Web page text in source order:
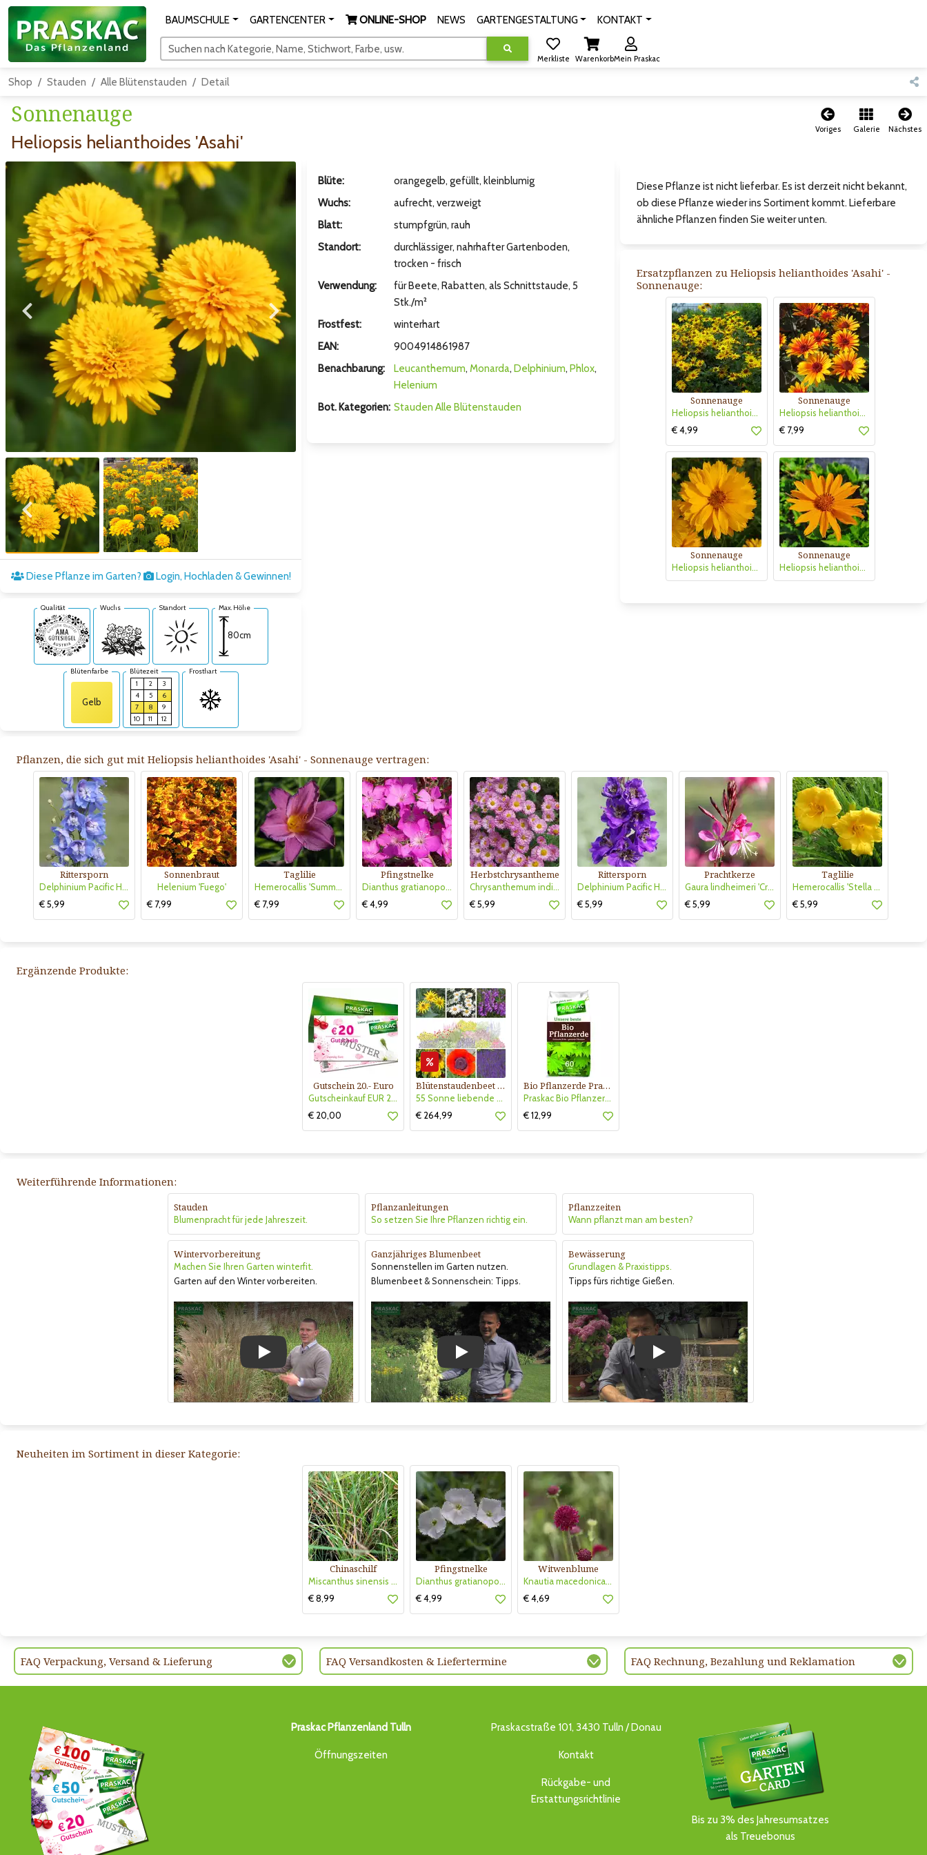
BAUMSCHULE GARTENCENTER ONLINE-SHOP NEWS GARTENGESTALTUNG KONTAKT
Suchen nach Kategorie, Name, Stichwort, Farbe, usw.
Merkliste WarenkorbMein Praskac
Shop Stauden Alle Blütenstauden Detail
Sonnenauge
Heliopsis helianthoides 'Asahi'
Voriges Galerie Nächstes
Zum vorigen Bild Zum nächsten Bild
Zum vorigen Bild
Diese Pflanze im Garten? Login, Hochladen & Gewinnen!
Qualität Wuchs Standort Max. Höhe
80cm
Blütenfarbe
Gelb
Blütezeit
1
2
3
4
5
6
7
8
9
10
11 12
Frosthart
Diese Pflanze ist nicht lieferbar. Es ist derzeit nicht bekannt,
ob diese Pflanze wieder ins Sortiment kommt. Lieferbare
ähnliche Pflanzen finden Sie weiter unten.
Ersatzpflanzen zu Heliopsis helianthoides 'Asahi' -
Sonnenauge:
Sonnenauge
Heliopsis helianthoides 'Pitscheriana'
€ 4,99
Sonnenauge
Heliopsis helianthoides 'Funky Spinner'
€ 7,99
Sonnenauge
Heliopsis helianthoides 'Goldgefieder'
Sonnenauge
Heliopsis helianthoides 'Venus'
Blüte:
orangegelb, gefüllt, kleinblumig
Wuchs:
aufrecht, verzweigt
Blatt:
stumpfgrün, rauh
Standort:
durchlässiger, nahrhafter Gartenboden,
trocken - frisch
Verwendung:
für Beete, Rabatten, als Schnittstaude, 5
Stk./m²
Frostfest:
winterhart
EAN:
9004914861987
Benachbarung:
Leucanthemum, Monarda, Delphinium, Phlox,
Helenium
Bot. Kategorien: Stauden Alle Blütenstauden
Pflanzen, die sich gut mit Heliopsis helianthoides 'Asahi' - Sonnenauge vertragen:
Rittersporn
Delphinium Pacific Hybr. 'Summer Skies'
€ 5,99
Sonnenbraut
Helenium 'Fuego'
€ 7,99
Taglilie
Hemerocallis 'Summer Wine'
€ 7,99
Pfingstnelke
Dianthus gratianopolitanus 'La Bourboule'
€ 4,99
Herbstchrysantheme
Chrysanthemum indicum 'Anastasia'
€ 5,99
Rittersporn
Delphinium Pacific Hybr. 'Black Knight'
€ 5,99
Prachtkerze
Gaura lindheimeri 'Crimson Butterflies'
€ 5,99
Taglilie
Hemerocallis 'Stella de Oro'
€ 5,99
Ergänzende Produkte:
Gutschein 20.- Euro
Gutscheinkauf EUR 20.-
€ 20,00
Blütenstaudenbeet Kollektion Nr. 504
55 Sonne liebende Stauden für 6 m² Beet mit Pflanzplan
€ 264,99
Bio Pflanzerde Praskac
Praskac Bio Pflanzerde
€ 12,99
Weiterführende Informationen:
Stauden
Blumenpracht für jede Jahreszeit.
Pflanzanleitungen
So setzen Sie Ihre Pflanzen richtig ein.
Pflanzzeiten
Wann pflanzt man am besten?
Wintervorbereitung
Machen Sie Ihren Garten winterfit.
Garten auf den Winter vorbereiten.
Play
Ganzjähriges Blumenbeet
Sonnenstellen im Garten nutzen.
Blumenbeet & Sonnenschein: Tipps.
Play
Bewässerung
Grundlagen & Praxistipps.
Tipps fürs richtige Gießen.
Play
Neuheiten im Sortiment in dieser Kategorie:
Chinaschilf
Miscanthus sinensis 'Strictus Dwarf'
€ 8,99
Pfingstnelke
Dianthus gratianopolitanus 'La Bourboule White'
€ 4,99
Witwenblume
Knautia macedonica 'Mars Midget'
€ 4,69
FAQ Verpackung, Versand & Lieferung FAQ Versandkosten & Liefertermine FAQ Rechnung, Bezahlung und Reklamation
Praskac Pflanzenland Tulln
Öffnungszeiten
Praskacstraße 101, 3430 Tulln / Donau
Kontakt
Rückgabe- und
Erstattungsrichtlinie
Bis zu 3% des Jahresumsatzes
als Treuebonus